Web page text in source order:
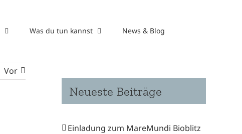
Was du tun kannst News & Blog
Vor
Neueste Beiträge
Einladung zum MareMundi Bioblitz